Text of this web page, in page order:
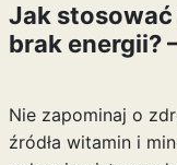
Jak
brak energii?
Nie zapominaj o
źródła witamin i